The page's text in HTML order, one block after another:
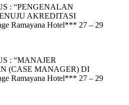
: “PENGENALAN
AKREDITASI
Ramayana Hotel*** 27 – 29
: “MANAJER
(CASE MANAGER) DI
Ramayana Hotel*** 27 – 29